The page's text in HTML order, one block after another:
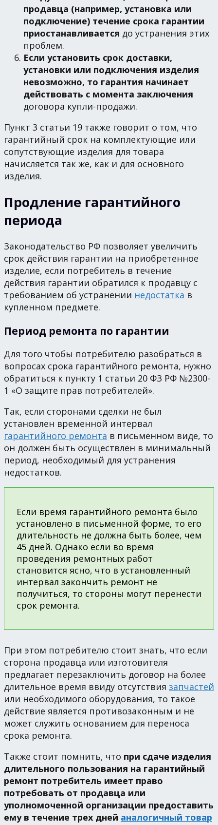
продавца (например, установка или
подключение) течение срока гарантии
приостанавливается до устранения этих
проблем.
Если установить срок доставки,
установки или подключения изделия
невозможно, то гарантия начинает
действовать с момента заключения
договора купли-продажи.
Пункт 3 статьи 19 также говорит о том, что
гарантийный срок на комплектующие или
сопутствующие изделия для товара
начисляется так же, как и для основного
изделия.
Продление гарантийного
периода
Законодательство РФ позволяет увеличить
срок действия гарантии на приобретенное
изделие, если потребитель в течение
действия гарантии обратился к продавцу с
требованием об устранении недостатка в
купленном предмете.
Период ремонта по гарантии
Для того чтобы потребителю разобраться в
вопросах срока гарантийного ремонта, нужно
обратиться к пункту 1 статьи 20 ФЗ РФ №2300-
1 «О защите прав потребителей».
Так, если сторонами сделки не был
установлен временной интервал
гарантийного ремонта в письменном виде, то
он должен быть осуществлен в минимальный
период, необходимый для устранения
недостатков.
Если время гарантийного ремонта было
установлено в письменной форме, то его
длительность не должна быть более, чем
45 дней. Однако если во время
проведения ремонтных работ
становится ясно, что в установленный
интервал закончить ремонт не
получиться, то стороны могут перенести
срок ремонта.
При этом потребителю стоит знать, что если
сторона продавца или изготовителя
предлагает перезаключить договор на более
длительное время ввиду отсутствия запчастей
или необходимого оборудования, то такое
действие является противозаконным и не
может служить основанием для переноса
срока ремонта.
Также стоит помнить, что при сдаче изделия
длительного пользования на гарантийный
ремонт потребитель имеет право
потребовать от продавца или
уполномоченной организации предоставить
ему в течение трех дней аналогичный товар